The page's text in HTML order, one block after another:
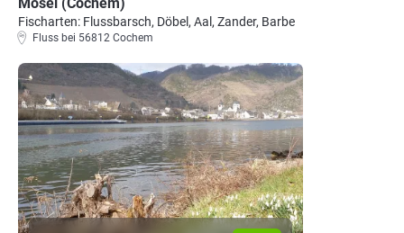
Fischarten: Flussbarsch, Döbel, Aal, Zander, Barbe
Fluss bei 56812 Cochem